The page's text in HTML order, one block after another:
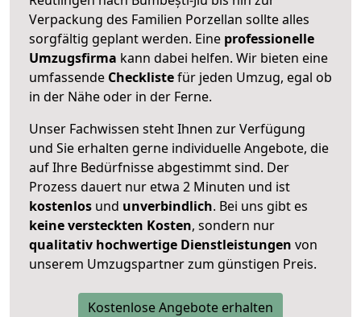
Verpackung des Familien Porzellan sollte alles
sorgfältig geplant werden. Eine professionelle
Umzugsfirma kann dabei helfen. Wir bieten eine
umfassende Checklistefür jeden Umzug, egal ob
in der Nähe oder in der Ferne.
Unser Fachwissen steht Ihnen zur Verfügung
und Sie erhalten gerne individuelle Angebote, die
auf Ihre Bedürfnisse abgestimmt sind. Der
Prozess dauert nur etwa 2 Minuten und ist
kostenlos und unverbindlich. Bei uns gibt es
keine versteckten Kosten, sondern nur
qualitativ hochwertige Dienstleistungen von
unserem Umzugspartner zum günstigen Preis.
Kostenlose Angebote erhalten